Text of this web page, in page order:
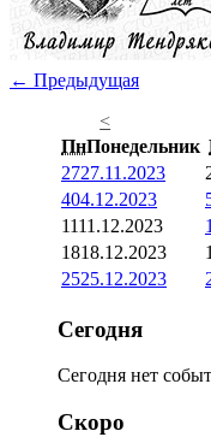
← Предыдущая
<
ПнПонедельник
2727.11.2023
404.12.2023
1111.12.2023
1818.12.2023
2525.12.2023
Сегодня
Сегодня нет
Скоро